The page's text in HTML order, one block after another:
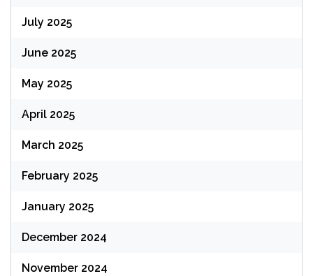
July 2025
June 2025
May 2025
April 2025
March 2025
February 2025
January 2025
December 2024
November 2024